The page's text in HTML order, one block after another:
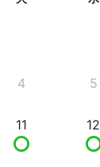
4 5
11 12